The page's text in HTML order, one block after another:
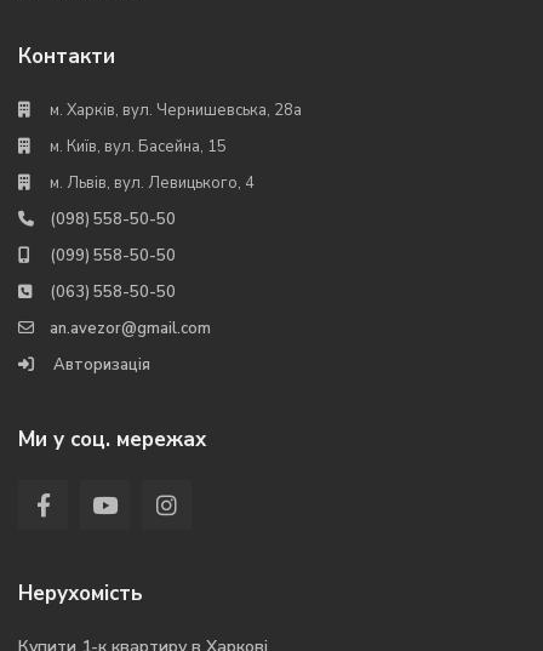
Контакти
м. Харків, вул. Чернишевська, 28а
м. Київ, вул. Басейна, 15
м. Львів, вул. Левицького, 4
(098) 558-50-50
(099) 558-50-50
(063) 558-50-50
an.avezor@gmail.com
Авторизація
Ми у соц. мережах
Нерухомість